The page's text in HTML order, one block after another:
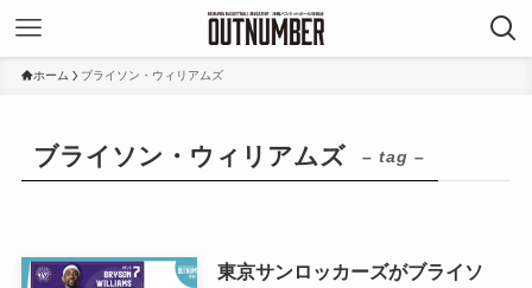
ホーム ブライソン・ウィリアムズ
ブライソン・ウィリアムズ – tag –
東京サンロッカーズがブライソ